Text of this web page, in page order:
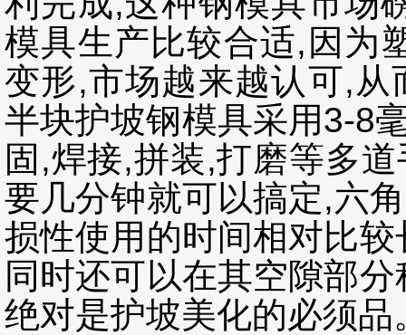
模具生产比较合适,因为
变形,市场越来越认可,
半块护坡钢模具采用3-8
固,焊接,拼装,打磨等多
要几分钟就可以搞定,六
损性使用的时间相对比
同时还可以在其空隙部
绝对是护坡美化的必须品